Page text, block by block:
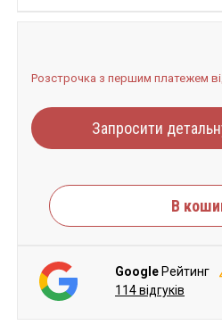
Розстрочка з першим платежем
Запросити
В
Google Рейтинг
114 відгуків